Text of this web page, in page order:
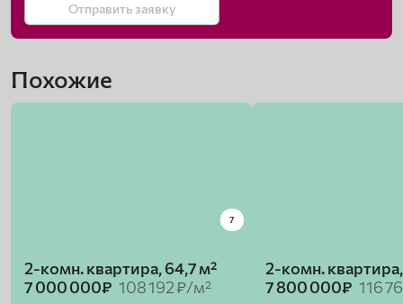
Отправить заявку
Похожие
7
2-комн. квартира, 64,7 м²
7 000 000₽ 108 192 ₽/м²
2-комн.
7 800 000₽ 116